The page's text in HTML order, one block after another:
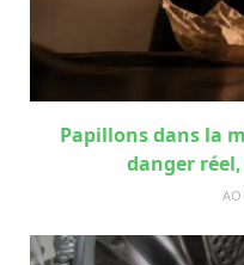
Papillons dans la
danger